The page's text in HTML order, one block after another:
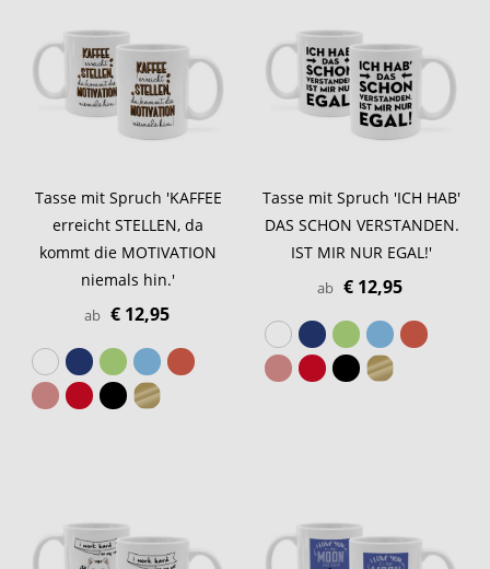
Tasse mit Spruch 'KAFFEE
erreicht STELLEN, da
kommt die MOTIVATION
niemals hin.'
ab € 12,95
Tasse mit Spruch 'ICH HAB'
DAS SCHON VERSTANDEN.
IST MIR NUR EGAL!'
ab € 12,95